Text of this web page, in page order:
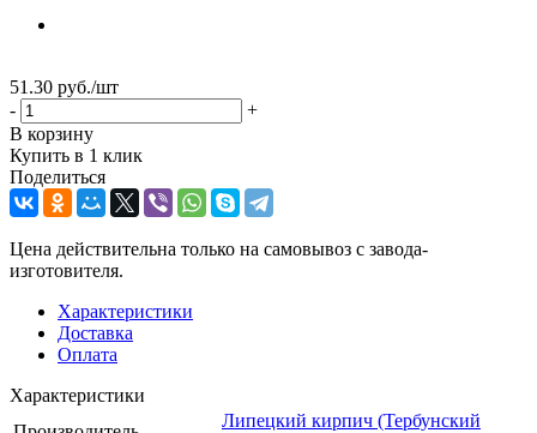
51.30 руб./шт
-
+
В корзину
Купить в 1 клик
Поделиться
Цена действительна только на самовывоз с завода-
изготовителя.
Характеристики
Доставка
Оплата
Характеристики
Липецкий кирпич (Тербунский